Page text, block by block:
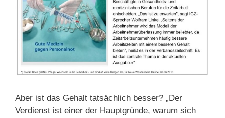
Aber ist das Gehalt tatsächlich besser? „Der
Verdienst ist einer der Hauptgründe, warum sich